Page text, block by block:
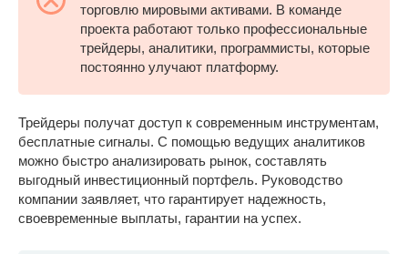
торговлю мировыми активами. В команде
проекта работают только профессиональные
трейдеры, аналитики, программисты, которые
постоянно улучают платформу.
Трейдеры получат доступ к современным инструментам,
бесплатные сигналы. С помощью ведущих аналитиков
можно быстро анализировать рынок, составлять
выгодный инвестиционный портфель. Руководство
компании заявляет, что гарантирует надежность,
своевременные выплаты, гарантии на успех.